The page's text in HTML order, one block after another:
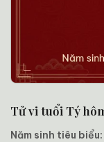
Tử vi tuổi Tý
Năm sinh tiêu biểu: